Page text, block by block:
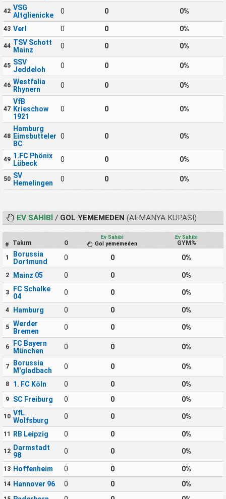
42 VSG
Altglienicke
0 0 0%
43 Verl 0 0 0%
44 TSV Schott
Mainz
0 0 0%
45 SSV
Jeddeloh
0 0 0%
46 Westfalia
Rhynern
0 0 0%
47
VfB
Krieschow
1921
0 0 0%
48
Hamburg
Eimsbutteler
BC
0 0 0%
49 1.FC Phönix
Lübeck
0 0 0%
50 SV
Hemelingen
0 0 0%
EV SAHIBI /GOL YEMEMEDEN (ALMANYA KUPASI)
# Takım O
Ev Sahibi
Gol yememeden
Ev Sahibi
GYM%
1
Borussia
Dortmund
0 0 0%
2 Mainz 05 0 0 0%
3
FC Schalke
04
0 0 0%
4 Hamburg 0 0 0%
5
Werder
Bremen
0 0 0%
6
FC Bayern
München
0 0 0%
7
Borussia
M'gladbach
0 0 0%
8 1. FC Köln 0 0 0%
9 SC Freiburg 0 0 0%
10 VfL
Wolfsburg
0 0 0%
11 RB Leipzig 0 0 0%
12 Darmstadt
98
0 0 0%
13 Hoffenheim 0 0 0%
14 Hannover 96 0 0 0%